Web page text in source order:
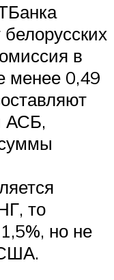
в
менее 0,49
АСБ,
то
но не